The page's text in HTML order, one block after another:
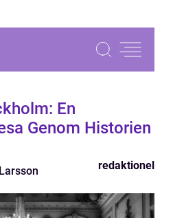
En
Genom Historien
redaktionel